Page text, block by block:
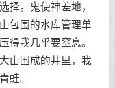
。鬼使神差地，
包围的水库管理单
得我几乎要窒息。
山围成的井里，我
蛙。